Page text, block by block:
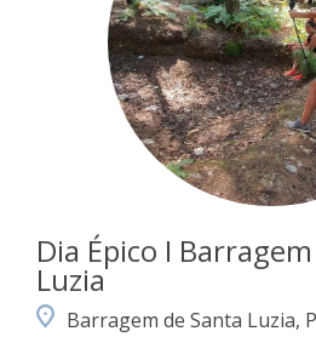
Dia Épico I
Luzia
Barragem de Santa Luzia,